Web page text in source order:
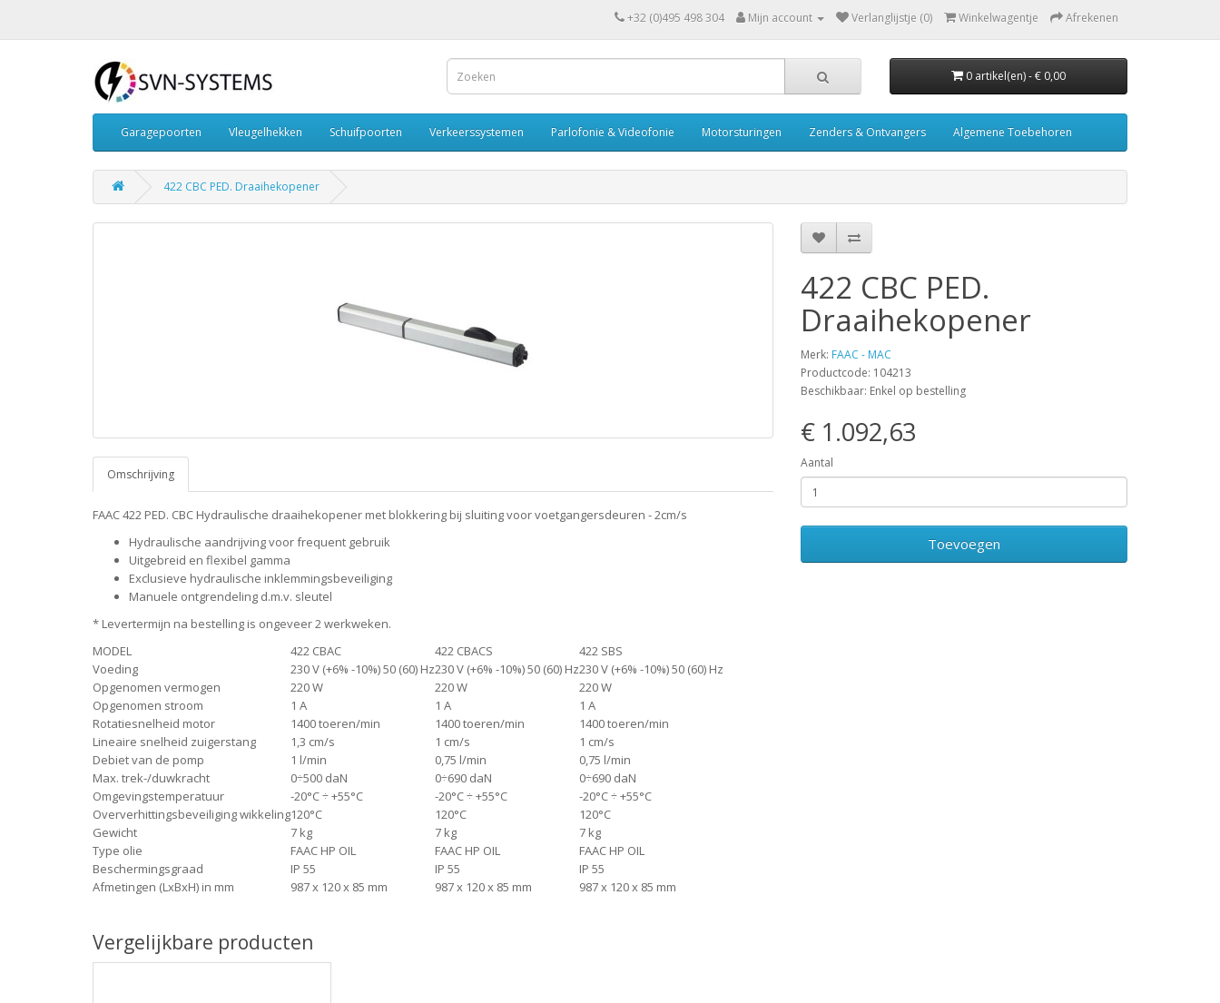
+32 (0)495 498 304 Mijn account Verlanglijstje (0) Winkelwagentje Afrekenen
0 artikel(en) - € 0,00
Garagepoorten Vleugelhekken Schuifpoorten Verkeerssystemen Parlofonie & Videofonie Motorsturingen Zenders & Ontvangers Algemene Toebehoren
422 CBC PED. Draaihekopener
Omschrijving
FAAC 422 PED. CBC Hydraulische draaihekopener met blokkering bij sluiting voor voetgangersdeuren - 2cm/s
Hydraulische aandrijving voor frequent gebruik
Uitgebreid en flexibel gamma
Exclusieve hydraulische inklemmingsbeveiliging
Manuele ontgrendeling d.m.v. sleutel
* Levertermijn na bestelling is ongeveer 2 werkweken.
MODEL
422 CBAC 422 CBACS
422 SBS
Voeding
230 V (+6% -10%) 50 (60) Hz230 V (+6% -10%) 50 (60) Hz230 V (+6% -10%) 50 (60) Hz
Opgenomen vermogen
220 W 220 W
220 W
Opgenomen stroom
1 A 1 A
1 A
Rotatiesnelheid motor
1400 toeren/min 1400 toeren/min
1400 toeren/min
Lineaire snelheid zuigerstang
1,3 cm/s 1 cm/s
1 cm/s
Debiet van de pomp
1 l/min 0,75 l/min
0,75 l/min
Max. trek-/duwkracht
0÷500 daN 0÷690 daN
0÷690 daN
Omgevingstemperatuur
-20°C ÷ +55°C -20°C ÷ +55°C
-20°C ÷ +55°C
Oververhittingsbeveiliging wikkeling120°C 120°C
120°C
Gewicht
7 kg 7 kg
7 kg
Type olie
FAAC HP OIL FAAC HP OIL
FAAC HP OIL
Beschermingsgraad
IP 55 IP 55
IP 55
Afmetingen (LxBxH) in mm
987 x 120 x 85 mm 987 x 120 x 85 mm 987 x 120 x 85 mm
422 CBC PED.
Draaihekopener
Merk: FAAC - MAC
Productcode: 104213
Beschikbaar: Enkel op bestelling
€ 1.092,63
Aantal
Toevoegen
Vergelijkbare producten